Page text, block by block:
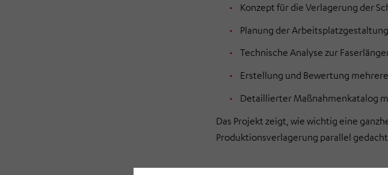
Konzept für die Verlagerung der
Planung der
Technische Analyse zur
Erstellung und Bewertung
Detaillierter Maßnahmenkatalog
Das Projekt zeigt, wie wichtig eine
Produktionsverlagerung parallel